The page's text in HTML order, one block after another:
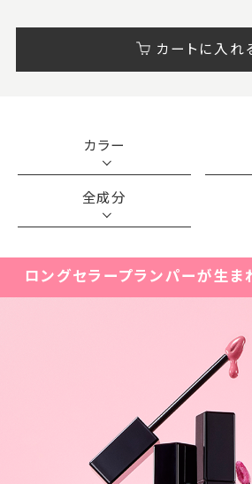
カートに入れ
カラー
全成分
ロングセラープランパーが生ま